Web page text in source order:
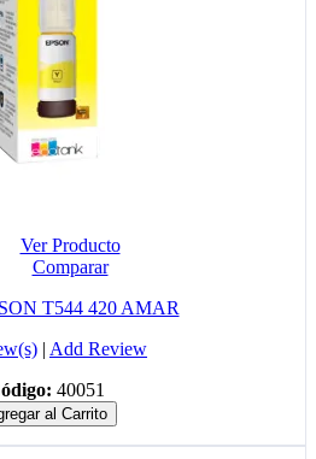
Ver Producto
Comparar
T544 420 AMAR
| Add Review
40051
al Carrito